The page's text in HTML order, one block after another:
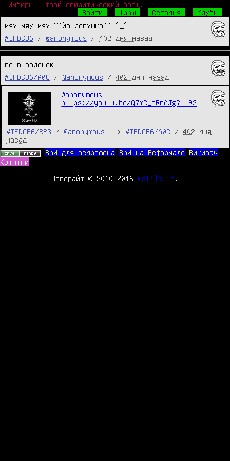
Имбирь - твой спиритический овощ.
Войти
!bnw Сегодня
Клубы
мяу-мяу-мяу ~~йа легушко~~ ^_^
#IFDCB6
/ @anonymous / 402 дня назад
го в валенок!
#IFDCB6/A0C
/ @anonymous / 402 дня назад
@anonymous
https://youtu.be/Q7mC_cRrAJg?t=92
#IFDCB6/RP3 / @anonymous --> #IFDCB6/A0C / 402 дня
назад
BnW для ведрофона
BnW на Реформале
Викивач
Котятки
Цоперайт © 2010-2016 @stiletto